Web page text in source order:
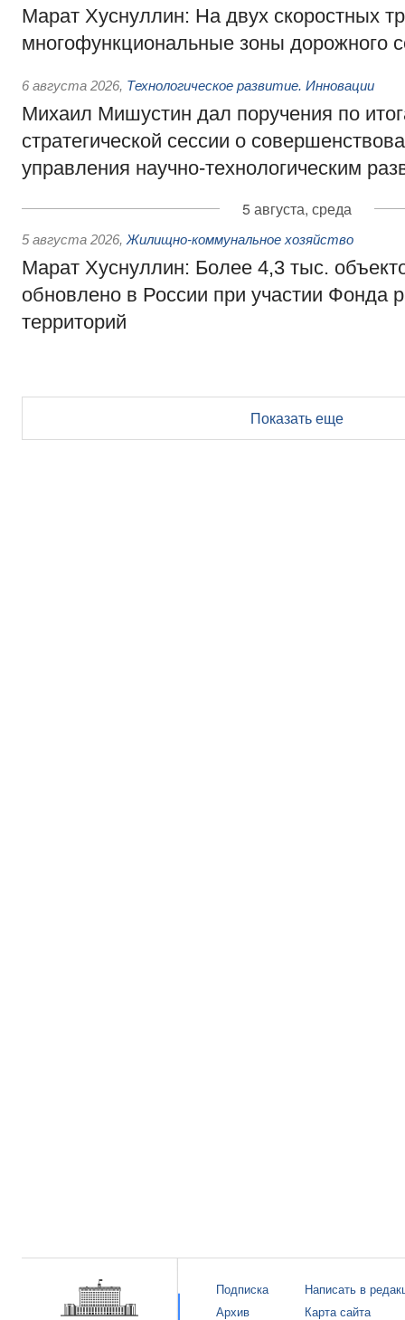
Марат Хуснуллин: На двух скоростных
многофункциональные зоны дорожного
6 августа 2026, Технологическое развитие. Инновации
Михаил Мишустин дал поручения по
стратегической сессии о
управления научно-технологическим
5 августа, среда
5 августа 2026, Жилищно-коммунальное хозяйство
Марат Хуснуллин: Более 4,3 тыс.
обновлено в России при участии Фонда
территорий
Показать еще
Подписка
Архив
Написать в
Карта сайта